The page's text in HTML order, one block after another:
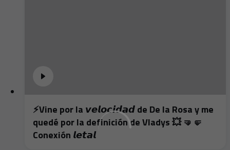
⚡️Vine por la 𝙫𝙚𝙡𝙤𝙘𝙞𝙙𝙖𝙙 de De la Rosa y me
quedé por la definición de Vladys 💥 🤜🤛
Conexión 𝙡𝙚𝙩𝙖𝙡